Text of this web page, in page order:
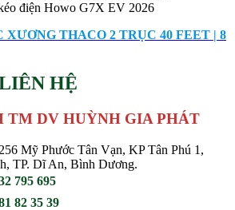
điện Howo G7X EV 2026
THACO 2 TRỤC 40 FEET | 8
HỆ
TM DV HUỲNH GIA PHÁT
Mỹ Phước Tân Vạn, KP Tân Phú 1,
TP. Dĩ An, Bình Dương.
795 695
82 35 39